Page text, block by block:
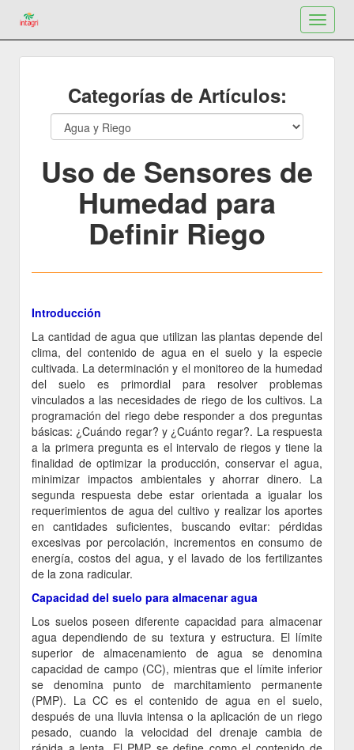
Toggle
Categorías de Artículos:
Uso de Sensores de
Humedad para
Definir Riego
Introducción
La cantidad de agua que utilizan las plantas depende del
clima, del contenido de agua en el suelo y la especie
cultivada. La determinación y el monitoreo de la humedad
del suelo es primordial para resolver problemas
vinculados a las necesidades de riego de los cultivos. La
programación del riego debe responder a dos preguntas
básicas: ¿Cuándo regar? y ¿Cuánto regar?. La respuesta
a la primera pregunta es el intervalo de riegos y tiene la
finalidad de optimizar la producción, conservar el agua,
minimizar impactos ambientales y ahorrar dinero. La
segunda respuesta debe estar orientada a igualar los
requerimientos de agua del cultivo y realizar los aportes
en cantidades suficientes, buscando evitar: pérdidas
excesivas por percolación, incrementos en consumo de
energía, costos del agua, y el lavado de los fertilizantes
de la zona radicular.
Capacidad del suelo para almacenar agua
Los suelos poseen diferente capacidad para almacenar
agua dependiendo de su textura y estructura. El límite
superior de almacenamiento de agua se denomina
capacidad de campo (CC), mientras que el límite inferior
se denomina punto de marchitamiento permanente
(PMP). La CC es el contenido de agua en el suelo,
después de una lluvia intensa o la aplicación de un riego
pesado, cuando la velocidad del drenaje cambia de